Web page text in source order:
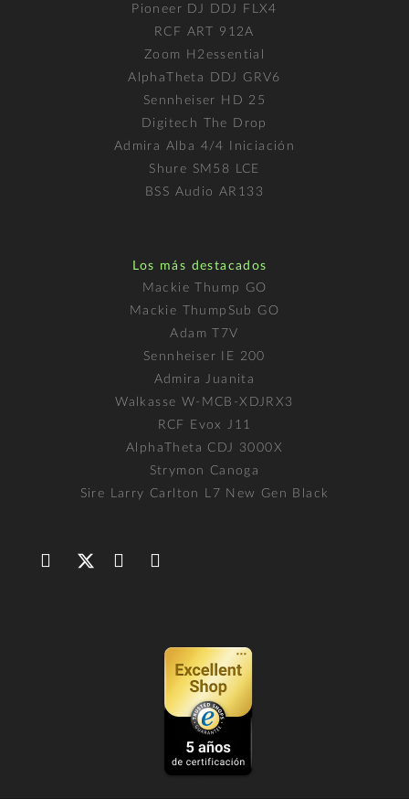
Pioneer DJ DDJ FLX4
RCF ART 912A
Zoom H2essential
AlphaTheta DDJ GRV6
Sennheiser HD 25
Digitech The Drop
Admira Alba 4/4 Iniciación
Shure SM58 LCE
BSS Audio AR133
Los más destacados
Mackie Thump GO
Mackie ThumpSub GO
Adam T7V
Sennheiser IE 200
Admira Juanita
Walkasse W-MCB-XDJRX3
RCF Evox J11
AlphaTheta CDJ 3000X
Strymon Canoga
Sire Larry Carlton L7 New Gen Black